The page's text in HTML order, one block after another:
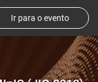
Ir para o evento